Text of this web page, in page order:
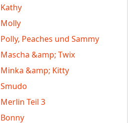
Kathy
Molly
Polly, Peaches und Sammy
Mascha &amp; Twix
Minka &amp; Kitty
Smudo
Merlin Teil 3
Bonny